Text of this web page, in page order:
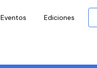
Eventos Ediciones